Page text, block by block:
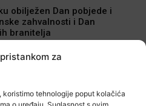
za
koristimo tehnologije poput kolačića
obilježen Dan pobjede i
zahvalnosti i Dan
branitelja
Kopač